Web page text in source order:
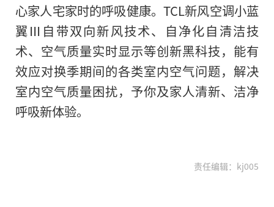
心家人宅家时的呼吸健康。TCL新风空调小蓝
翼Ⅲ自带双向新风技术、自净化自清洁技
术、空气质量实时显示等创新黑科技，能有
效应对换季期间的各类室内空气问题，解决
室内空气质量困扰，予你及家人清新、洁净
呼吸新体验。
责任编辑：kj005